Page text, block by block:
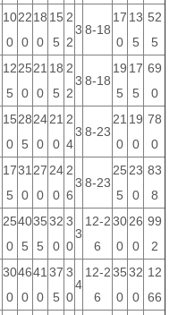
10
0
22
0
18
0
15
5
2
2
3 8-18
17
0
13
5
52
5
12
5
25
0
21
0
18
5
2
2
3 8-18
19
5
17
5
69
0
15
0
28
5
24
0
21
0
2
4
3 8-23
21
0
19
0
78
0
17
5
31
0
27
0
24
0
2
6
3 8-23
25
5
23
0
83
8
25
0
40
5
35
5
32
0
3
0
3
12-2
6
30
0
26
0
99
2
30
0
46
0
41
0
37
5
3
0
4
12-2
6
35
0
32
0
12
66